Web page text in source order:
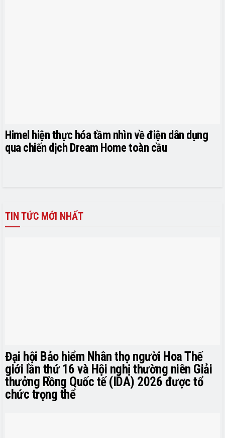
Himel hiện thực hóa tầm nhìn về điện dân dụng
qua chiến dịch Dream Home toàn cầu
TIN TỨC MỚI NHẤT
Đại hội Bảo hiểm Nhân thọ người Hoa Thế
giới lần thứ 16 và Hội nghị thường niên Giải
thưởng Rồng Quốc tế (IDA) 2026 được tổ
chức trọng thể